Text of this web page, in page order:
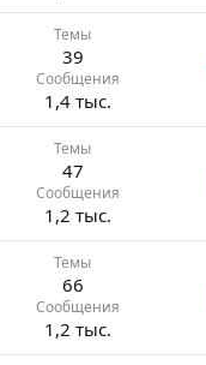
Темы
39
Сообщения
1,4 тыс.
Темы
47
Сообщения
1,2 тыс.
Темы
66
Сообщения
1,2 тыс.